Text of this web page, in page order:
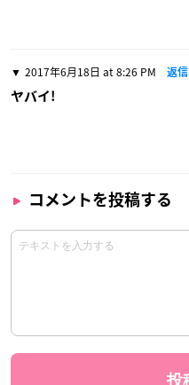
2017年6月18日 at 8:26 PM 返信
ヤバイ!
コメントを投稿する